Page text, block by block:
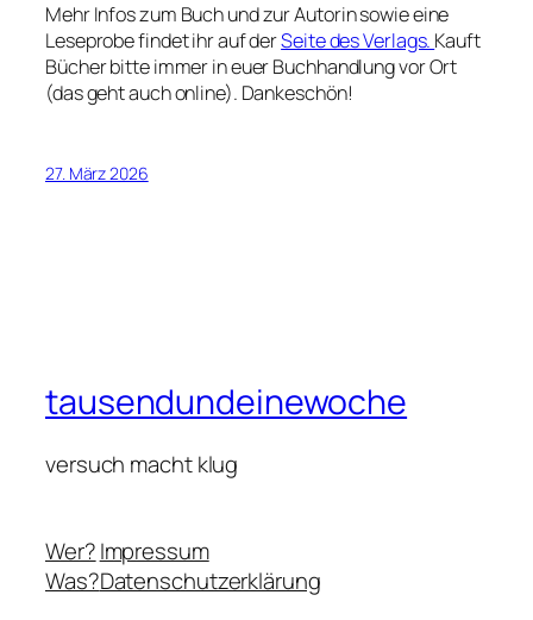
Mehr Infos zum Buch und zur Autorin sowie eine
Leseprobe findet ihr auf derSeite des Verlags. Kauft
Bücher bitte immer in euer Buchhandlung vor Ort
(das geht auch online). Dankeschön!
27. März 2026
tausendundeinewoche
versuch macht klug
Wer?
Was?
Impressum
Datenschutzerklärung